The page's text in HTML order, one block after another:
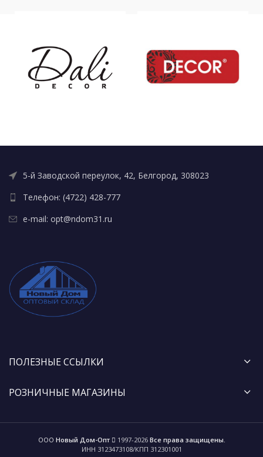
5-й Заводской переулок, 42, Белгород, 308023
Телефон: (4722) 428-777
e-mail: opt@ndom31.ru
ПОЛЕЗНЫЕ ССЫЛКИ
РОЗНИЧНЫЕ МАГАЗИНЫ
ООО Новый Дом-Опт 1997-2026 Все права защищены.
ИНН 3123473108/КПП 312301001